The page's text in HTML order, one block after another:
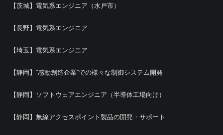
【茨城】電気系エンジニア（水戸市）
【長野】電気系エンジニア
【埼玉】電気系エンジニア
【静岡】”感動創造企業”での様々な制御システム開発
【静岡】ソフトウェアエンジニア（半導体工場向け）
【静岡】無線アクセスポイント製品の開発・サポート